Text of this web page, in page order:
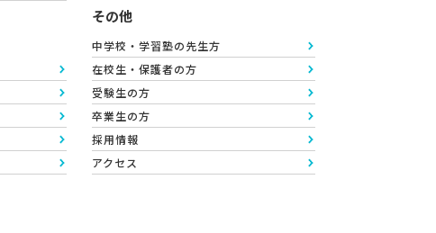
その他
中学校・学習塾の先生方
在校生・保護者の方
受験生の方
卒業生の方
採用情報
アクセス